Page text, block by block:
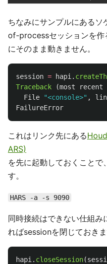
ちなみにサンプルにある
of-processセッションを作
にそのまま動きません。
session = hapi .
Traceback
(most recent
File
"<console>" ,
FailureError
これはリンク先にある
ARS)
を先に起動しておくことで
す。
HARS -a -s 9090
同時接続はできない仕組み
ればsessionを閉じておきま
hapi . closeSession(